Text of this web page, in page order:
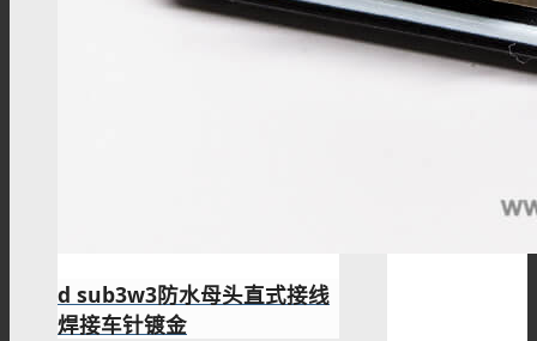
d sub3w3防水母头直式接线
焊接车针镀金